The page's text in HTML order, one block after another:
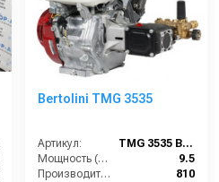
Bertolini TMG 3535
Артикул:
TMG 3535 BERTOLINI moto
Мощность (л/с):
9.5
Производительность (л/ч):
810